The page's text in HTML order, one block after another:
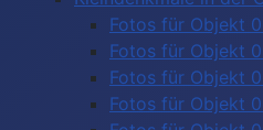
Fotos für Objekt
Fotos für Objekt
Fotos für Objekt
Fotos für Objekt